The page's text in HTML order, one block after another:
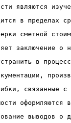
являются
в пределах
сметной
заключение о
в
связанные с
выводов о